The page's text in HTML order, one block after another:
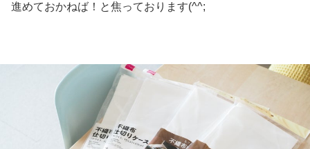
進めておかねば！と焦っております(^^;